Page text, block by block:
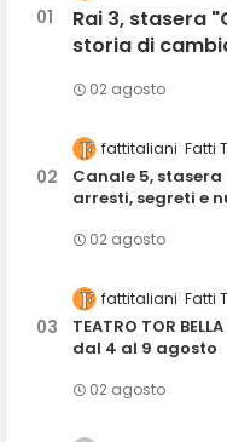
Rai 3, stasera
storia di
02 agosto
fattitaliani Fatti
Canale 5,
arresti, segreti e
02 agosto
fattitaliani Fatti
TEATRO TOR
dal 4 al 9 agosto
02 agosto